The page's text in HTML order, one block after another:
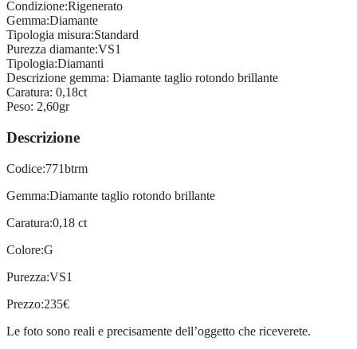
Condizione:Rigenerato
Gemma:Diamante
Tipologia misura:Standard
Purezza diamante:VS1
Tipologia:Diamanti
Descrizione gemma: Diamante taglio rotondo brillante
Caratura: 0,18ct
Peso: 2,60gr
Descrizione
Codice:771btrm
Gemma:Diamante taglio rotondo brillante
Caratura:0,18 ct
Colore:G
Purezza:VS1
Prezzo:235€
Le foto sono reali e precisamente dell’oggetto che riceverete.